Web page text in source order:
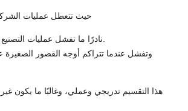
وتفشل عندما تتراكم أوجه القصور الصغيرة
هذا التقسيم تدريجي وعملي، وغالبًا ما يكون